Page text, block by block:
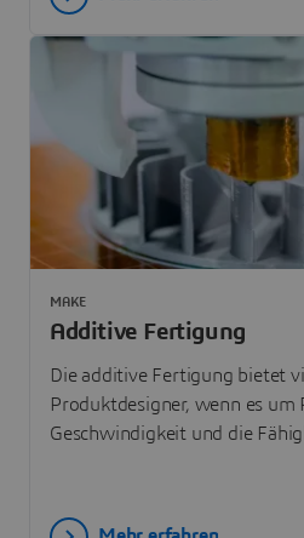
Additive Fertigung
Die additive Fertigung bietet
Produktdesigner, wenn es um
Geschwindigkeit und die
MAKE